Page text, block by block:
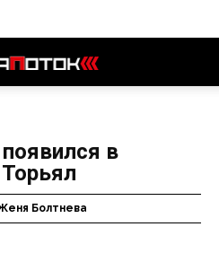
в
Болтнева